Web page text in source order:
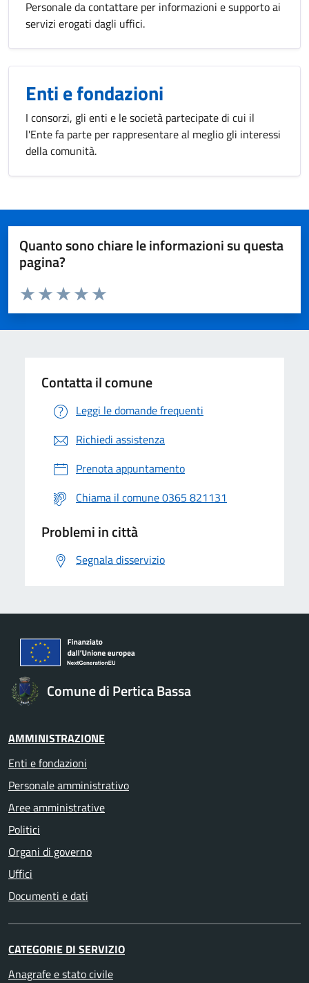
Personale da contattare per informazioni e supporto ai
servizi erogati dagli uffici.
Enti e fondazioni
I consorzi, gli enti e le società partecipate di cui il
l'Ente fa parte per rappresentare al meglio gli interessi
della comunità.
Quanto sono chiare le informazioni su questa
pagina?
Valuta da 1 a 5 stelle la pagina
Valuta 5 stelle su 5
Valuta 4 stelle su 5
Valuta 3 stelle su 5
Valuta 2 stelle su 5
Valuta 1 stelle su 5
Contatta il comune
Leggi le domande frequenti
Richiedi assistenza
Prenota appuntamento
Chiama il comune 0365 821131
Problemi in città
Segnala disservizio
Comune di Pertica Bassa
AMMINISTRAZIONE
Enti e fondazioni
Personale amministrativo
Aree amministrative
Politici
Organi di governo
Uffici
Documenti e dati
CATEGORIE DI SERVIZIO
Anagrafe e stato civile